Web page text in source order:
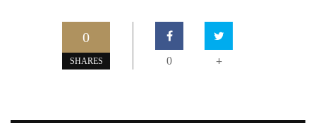
0
SHARES 0 +